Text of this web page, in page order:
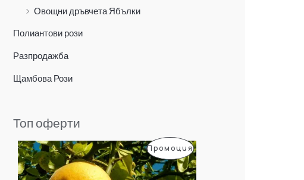
Овощни дръвчета Ябълки
Полиантови рози
Разпродажба
Щамбова Рози
Топ оферти
ПромоцияП
Р
O
r
i
g
Т
е
к
у